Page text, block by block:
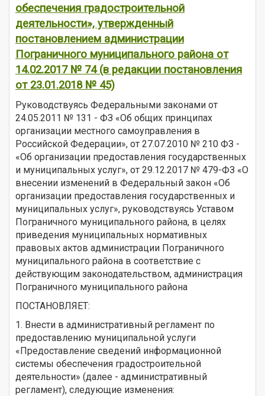
обеспечения градостроительной
деятельности», утвержденный
постановлением администрации
Пограничного муниципального района от
14.02.2017 № 74 (в редакции постановления
от 23.01.2018 № 45)
Руководствуясь Федеральными законами от
24.05.2011 № 131 - ФЗ «Об общих принципах
организации местного самоуправления в
Российской Федерации», от 27.07.2010 № 210 ФЗ -
«Об организации предоставления государственных
и муниципальных услуг», от 29.12.2017 № 479-ФЗ «О
внесении изменений в Федеральный закон «Об
организации предоставления государственных и
муниципальных услуг», руководствуясь Уставом
Пограничного муниципального района, в целях
приведения муниципальных нормативных
правовых актов администрации Пограничного
муниципального района в соответствие с
действующим законодательством, администрация
Пограничного муниципального района
ПОСТАНОВЛЯЕТ:
1. Внести в административный регламент по
предоставлению муниципальной услуги
«Предоставление сведений информационной
системы обеспечения градостроительной
деятельности» (далее - административный
регламент), следующие изменения: